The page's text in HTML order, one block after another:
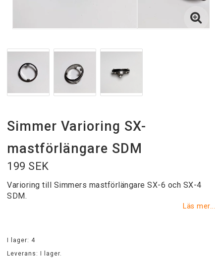
Simmer Varioring SX-
mastförlängare SDM
199 SEK
Varioring till Simmers mastförlängare SX-6 och SX-4
SDM.
Läs mer...
I lager: 4
Leverans:
I lager.